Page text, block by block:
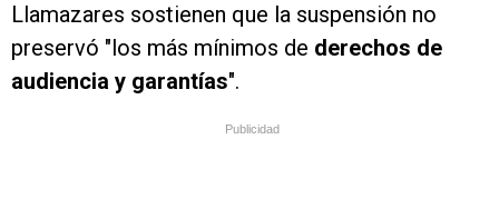
Llamazares sostienen que la suspensión no
preservó "los más mínimos de derechos de
audiencia y garantías".
Publicidad